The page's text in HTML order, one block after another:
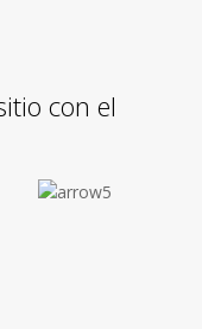
con el